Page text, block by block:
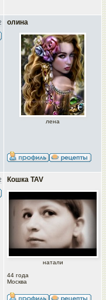
олина
лена
Кошка TAV
натали
44 года
Москва